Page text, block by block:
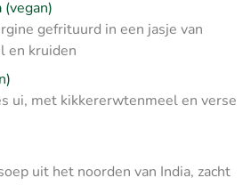
gefrituurd in een jasje van
en kruiden
ui, met kikkererwtenmeel en verse
uit het noorden van India, zacht